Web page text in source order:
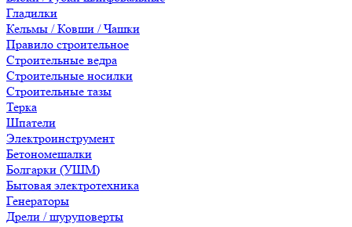
Гладилки
Кельмы / Ковши / Чашки
Правило строительное
Строительные ведра
Строительные носилки
Строительные тазы
Терка
Шпатели
Электроинструмент
Бетономешалки
Болгарки (УШМ)
Бытовая электротехника
Генераторы
Дрели / шуруповерты